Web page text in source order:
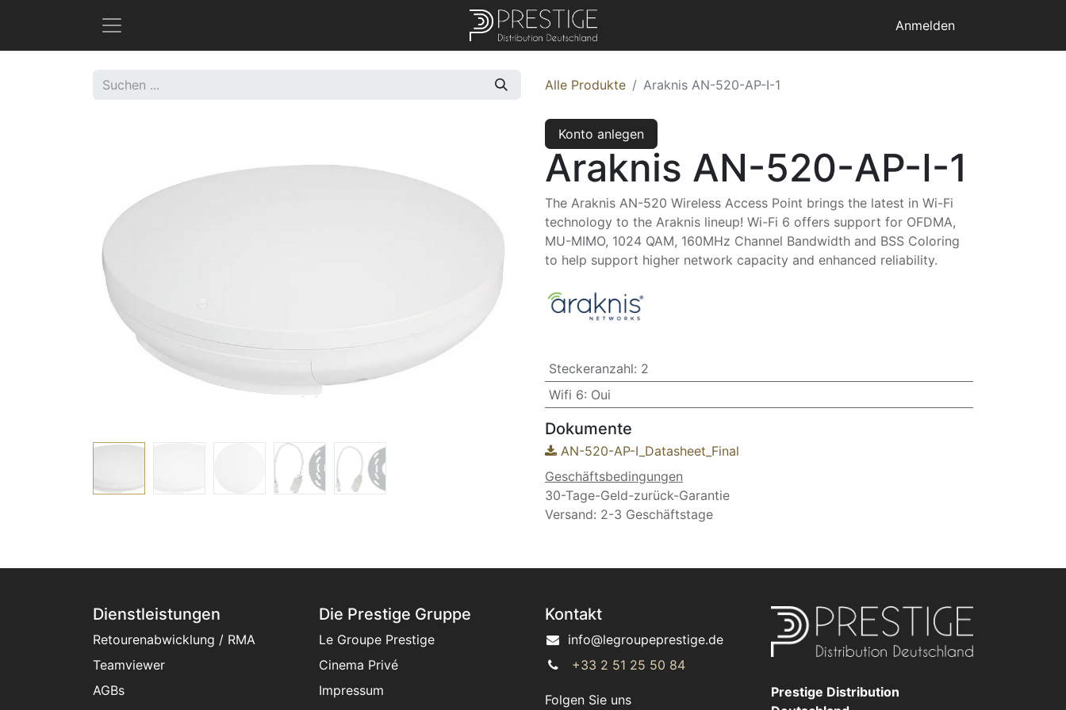
Anmelden
Alle Produkte Araknis AN-520-AP-I-1
Konto anlegen
Araknis AN-520-AP-I-1
The Araknis AN-520 Wireless Access Point brings the latest in Wi-Fi
technology to the Araknis lineup! Wi-Fi 6 offers support for OFDMA,
MU-MIMO, 1024 QAM, 160MHz Channel Bandwidth and BSS Coloring
to help support higher network capacity and enhanced reliability.
Steckeranzahl: 2
Wifi 6: Oui
Dokumente
AN-520-AP-I_Datasheet_Final
Geschäftsbedingungen
30-Tage-Geld-zurück-Garantie
Versand: 2-3 Geschäftstage
Dienstleistungen
Retourenabwicklung / RMA
Teamviewer
AGBs
Die Prestige Gruppe
Le Groupe Prestige
Cinema Privé
Impressum
Kontakt
info@legroupeprestige.de
+33 2 51 25 50 84
Folgen Sie uns
Prestige Distribution